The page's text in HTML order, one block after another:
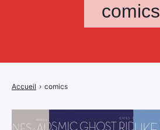
comics
Accueil › comics